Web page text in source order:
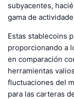
subyacentes,
gama de
Estas stablecoins
proporcionando a
en comparación
herramientas
fluctuaciones del
para las carteras